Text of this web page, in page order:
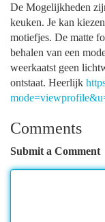
De Mogelijkheden
keuken. Je kan
motiefjes. De matte
behalen van een
weerkaatst geen
ontstaat. Heerlijk
Comments
Submit a Comment